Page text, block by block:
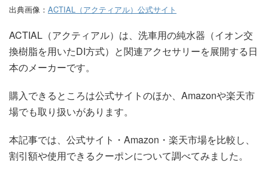
出典画像： ACTIAL（アクティアル）公式サイト
ACTIAL（アクティアル）は、洗車用の純水器（イオン交
換樹脂を用いたDI方式）と関連アクセサリーを展開する日
本のメーカーです。
購入できるところは公式サイトのほか、Amazonや楽天市
場でも取り扱いがあります。
本記事では、公式サイト・Amazon・楽天市場を比較し、
割引額や使用できるクーポンについて調べてみました。